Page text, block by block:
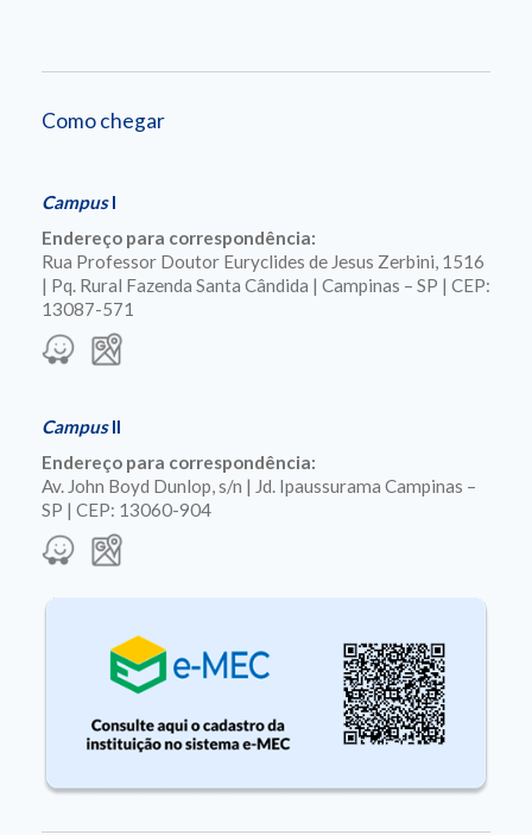
Como chegar
CampusI
Endereço para correspondência:
Rua Professor Doutor Euryclides de Jesus Zerbini, 1516
| Pq. Rural Fazenda Santa Cândida | Campinas – SP | CEP:
13087-571
CampusII
Endereço para correspondência:
Av. John Boyd Dunlop, s/n | Jd. Ipaussurama Campinas –
SP | CEP: 13060-904